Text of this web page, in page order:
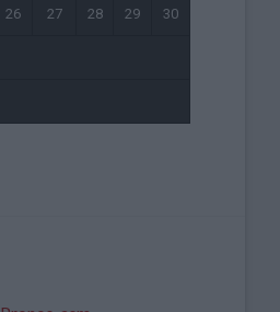
26 27 28 29 30